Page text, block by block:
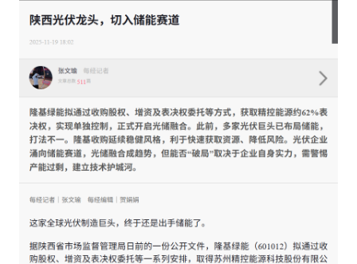
特种新材料
企业级服务
基础设施建设 环保节能科技
母婴 农林牧渔
沙利文中国分支机构